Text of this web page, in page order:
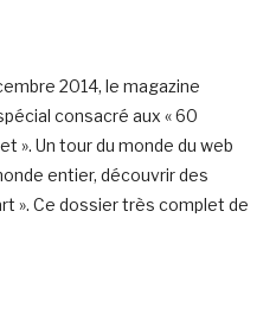
2014, le magazine
consacré aux « 60
». Un tour du monde du web
entier, découvrir des
». Ce dossier très complet de